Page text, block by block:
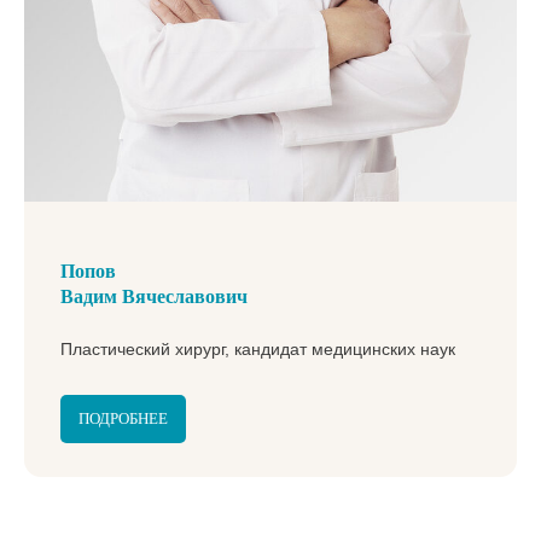
Попов
Вадим Вячеславович
Пластический хирург, кандидат медицинских наук
ПОДРОБНЕЕ